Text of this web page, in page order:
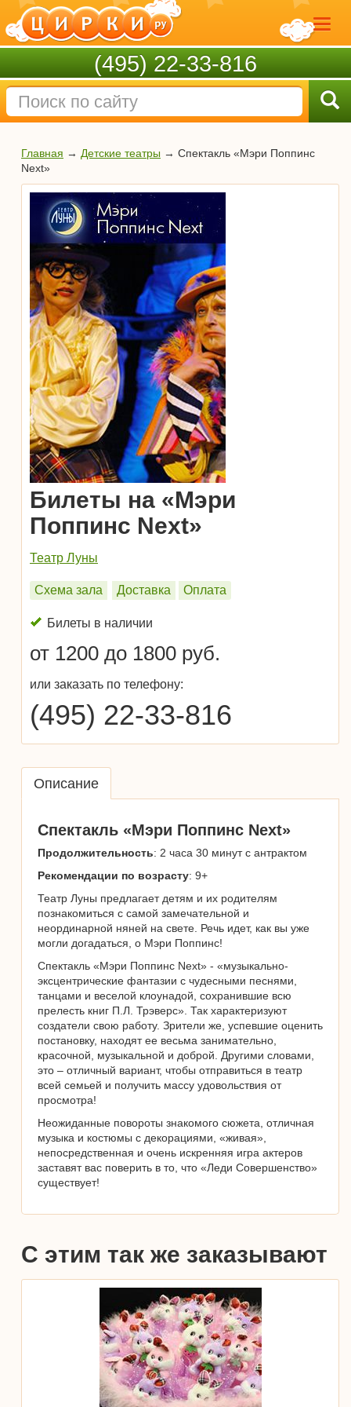
(495) 22-33-816
Главная → Детские театры → Спектакль «Мэри Поппинс
Next»
Билеты на «Мэри
Поппинс Next»
Театр Луны
Схема зала Доставка Оплата
Билеты в наличии
от 1200 до 1800 руб.
или заказать по телефону:
(495) 22-33-816
Описание
Спектакль «Мэри Поппинс Next»
Продолжительность: 2 часа 30 минут с антрактом
Рекомендации по возрасту: 9+
Театр Луны предлагает детям и их родителям
познакомиться с самой замечательной и
неординарной няней на свете. Речь идет, как вы уже
могли догадаться, о Мэри Поппинс!
Спектакль «Мэри Поппинс Next» - «музыкально-
эксцентрические фантазии с чудесными песнями,
танцами и веселой клоунадой, сохранившие всю
прелесть книг П.Л. Трэверс». Так характеризуют
создатели свою работу. Зрители же, успевшие оценить
постановку, находят ее весьма занимательно,
красочной, музыкальной и доброй. Другими словами,
это – отличный вариант, чтобы отправиться в театр
всей семьей и получить массу удовольствия от
просмотра!
Неожиданные повороты знакомого сюжета, отличная
музыка и костюмы с декорациями, «живая»,
непосредственная и очень искренняя игра актеров
заставят вас поверить в то, что «Леди Совершенство»
существует!
С этим так же заказывают